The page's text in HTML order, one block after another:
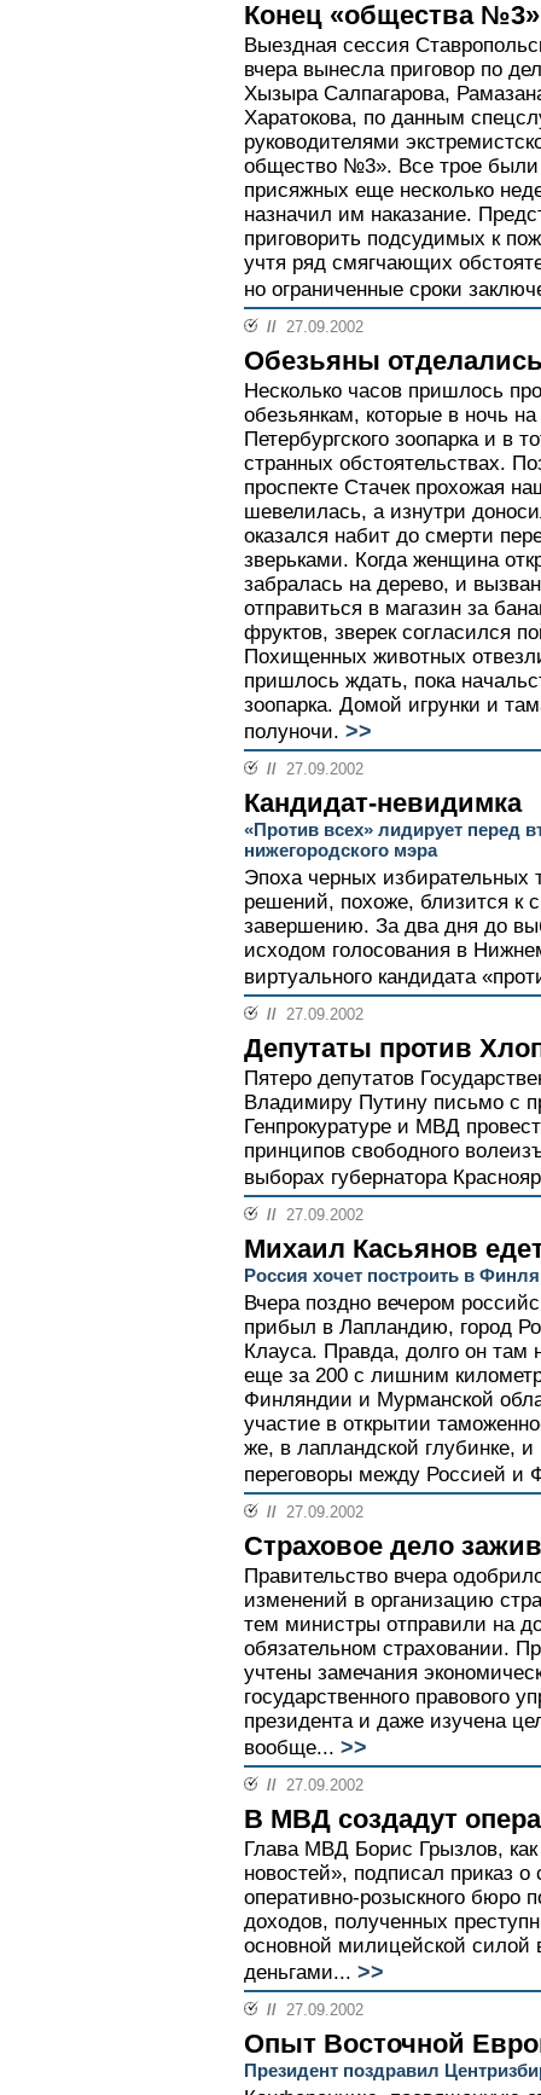
Конец «общества №3»
Выездная сессия
вчера вынесла приговор по
Хызыра Салпагарова,
Харатокова, по данным
руководителями
общество №3». Все трое были
присяжных еще несколько
назначил им наказание.
приговорить подсудимых к
учтя ряд смягчающих
но ограниченные сроки
// 27.09.2002
Обезьяны
Несколько часов пришлось
обезьянкам, которые в ночь
Петербургского зоопарка и в
странных обстоятельствах.
проспекте Стачек прохожая
шевелилась, а изнутри
оказался набит до смерти
зверьками. Когда женщина
забралась на дерево, и
отправиться в магазин за
фруктов, зверек согласился
Похищенных животных
пришлось ждать, пока
зоопарка. Домой игрунки и
полуночи. >>
// 27.09.2002
Кандидат-невидимка
«Против всех» лидирует перед
нижегородского мэра
Эпоха черных избирательных
решений, похоже, близится к
завершению. За два дня до
исходом голосования в
виртуального кандидата
// 27.09.2002
Депутаты против
Пятеро депутатов
Владимиру Путину письмо с
Генпрокуратуре и МВД
принципов свободного
выборах губернатора
// 27.09.2002
Михаил Касьянов
Россия хочет построить в
Вчера поздно вечером
прибыл в Лапландию, город
Клауса. Правда, долго он там
еще за 200 с лишним
Финляндии и Мурманской
участие в открытии
же, в лапландской глубинке,
переговоры между Россией и
// 27.09.2002
Страховое дело
Правительство вчера
изменений в организацию
тем министры отправили на
обязательном страховании.
учтены замечания
государственного правового
президента и даже изучена
вообще... >>
// 27.09.2002
В МВД создадут
Глава МВД Борис Грызлов, как
новостей», подписал приказ
оперативно-розыскного бюро
доходов, полученных
основной милицейской силой
деньгами... >>
// 27.09.2002
Опыт Восточной
Президент поздравил